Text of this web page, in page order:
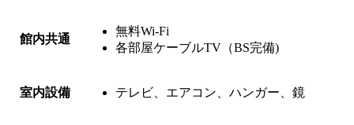
館内共通
無料Wi-Fi
各部屋ケーブルTV（BS完備)
室内設備 テレビ、エアコン、ハンガー、鏡